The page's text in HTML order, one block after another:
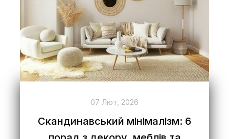
07 Лют, 2026
Скандинавський мінімалізм: 6